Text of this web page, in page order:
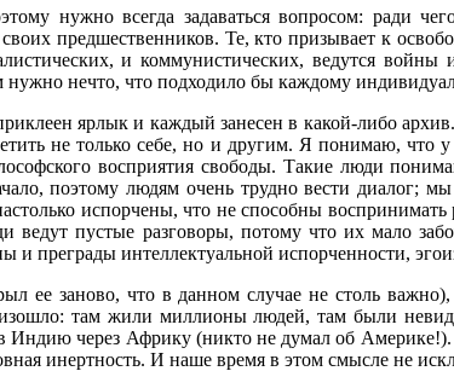
нужно всегда задаваться вопросом: ради
предшественников. Те, кто призывает к
и коммунистических, ведутся войны
нужно нечто, что подходило бы каждому
ярлык и каждый занесен в какой-либо
не только себе, но и другим. Я понимаю, что
восприятия свободы. Такие люди
поэтому людям очень трудно вести диалог;
испорчены, что не способны
пустые разговоры, потому что их мало
преграды интеллектуальной испорченности,
ее заново, что в данном случае не столь
там жили миллионы людей, там были
Индию через Африку (никто не думал об Америке!).
инертность. И наше время в этом смысле не